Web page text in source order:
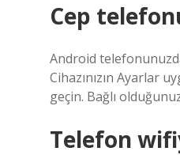
Cep
Android
Cihazınızın Ayarlar
geçin. Bağlı
Telefon